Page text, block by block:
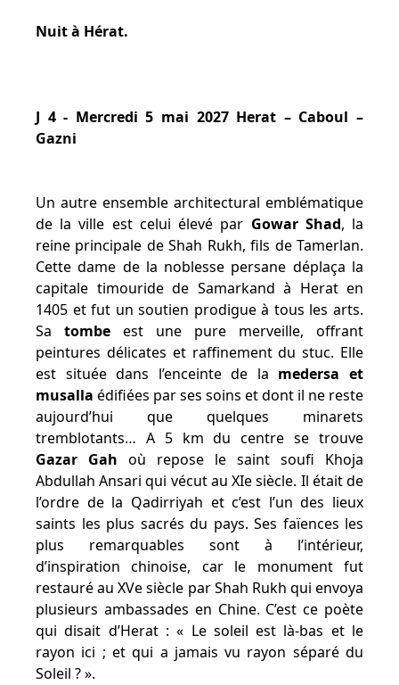
Nuit à Hérat.
J 4 - Mercredi 5 mai 2027 Herat – Caboul –
Gazni
Un autre ensemble architectural emblématique
de la ville est celui élevé par Gowar Shad, la
reine principale de Shah Rukh, fils de Tamerlan.
Cette dame de la noblesse persane déplaça la
capitale timouride de Samarkand à Herat en
1405 et fut un soutien prodigue à tous les arts.
Sa tombe est une pure merveille, offrant
peintures délicates et raffinement du stuc. Elle
est située dans l’enceinte de la medersa et
musalla édifiées par ses soins et dont il ne reste
aujourd’hui que quelques minarets
tremblotants… A 5 km du centre se trouve
Gazar Gah où repose le saint soufi Khoja
Abdullah Ansari qui vécut au XIe siècle. Il était de
l’ordre de la Qadirriyah et c’est l’un des lieux
saints les plus sacrés du pays. Ses faïences les
plus remarquables sont à l’intérieur,
d’inspiration chinoise, car le monument fut
restauré au XVe siècle par Shah Rukh qui envoya
plusieurs ambassades en Chine. C’est ce poète
qui disait d’Herat : « Le soleil est là-bas et le
rayon ici ; et qui a jamais vu rayon séparé du
Soleil ? ».